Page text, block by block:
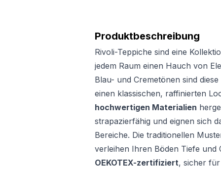
Produktbeschreibung
Rivoli-Teppiche sind eine
jedem Raum einen Hauch von
Blau- und Cremetönen sind
einen klassischen, raffinierten
hochwertigen Materialien
strapazierfähig und eignen sich
Bereiche. Die traditionellen
verleihen Ihren Böden Tiefe und
OEKOTEX-zertifiziert, sicher